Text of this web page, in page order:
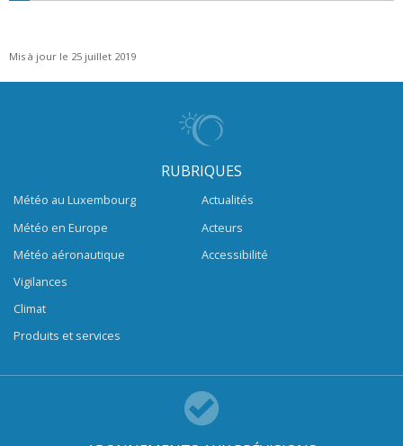
Mis à jour le 25 juillet 2019
RUBRIQUES
Météo au Luxembourg
Météo en Europe
Météo aéronautique
Vigilances
Climat
Produits et services
Actualités
Acteurs
Accessibilité